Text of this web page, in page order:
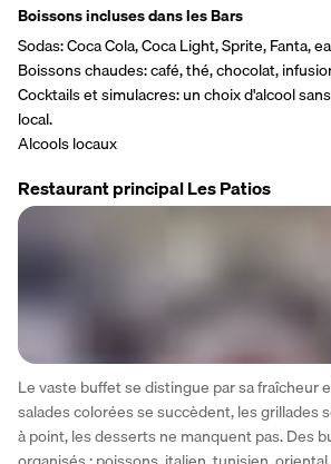
Boissons incluses dans les Bars
Sodas: Coca Cola, Coca Light, Sprite, Fanta,
Boissons chaudes: café, thé, chocolat,
Cocktails et simulacres: un choix d'alcool
local.
Alcools locaux
Restaurant principal Les Patios
Le vaste buffet se distingue par sa fraîcheur
salades colorées se succèdent, les grillades
à point, les desserts ne manquent pas. Des